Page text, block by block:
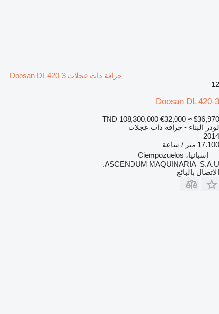
جرافة ذات عجلات Doosan DL 420-3
12
Doosan DL 420-3
TND 108,300.000 €32,000 ≈ $36,970
لودر البناء - جرافة ذات عجلات
2014
17.100 متر / ساعة
إسبانيا، Ciempozuelos
ASCENDUM MAQUINARIA, S.A.U.
الاتصال بالبائع